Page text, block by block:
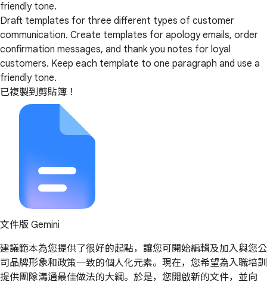
friendly tone.
Draft templates for three different types of customer
communication. Create templates for apology emails, order
confirmation messages, and thank you notes for loyal
customers. Keep each template to one paragraph and use a
friendly tone.
已複製到剪貼簿！
文件版 Gemini
建議範本為您提供了很好的起點，讓您可開始編輯及加入與您公
司品牌形象和政策一致的個人化元素。現在，您希望為入職培訓
提供團隊溝通最佳做法的大綱。於是，您開啟新的文件，並向